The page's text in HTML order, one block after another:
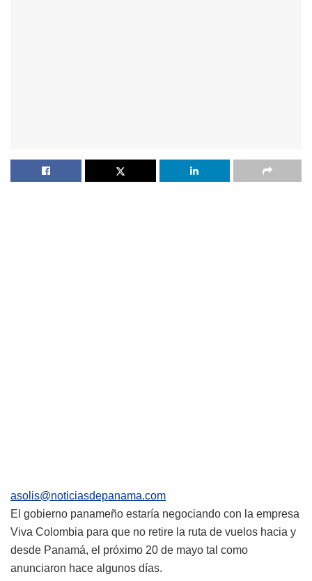
asolis@noticiasdepanama.com
El gobierno panameño estaría negociando con la empresa
Viva Colombia para que no retire la ruta de vuelos hacia y
desde Panamá, el próximo 20 de mayo tal como
anunciaron hace algunos días.